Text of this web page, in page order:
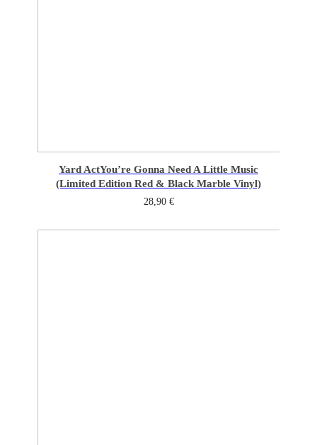
Yard ActYou’re Gonna Need A Little Music
(Limited Edition Red & Black Marble Vinyl)
28,90 €